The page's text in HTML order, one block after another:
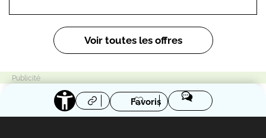
Pagination
Voir toutes les offres
Favoris